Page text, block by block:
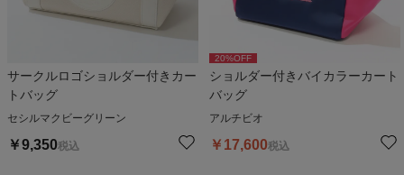
サークルロゴショルダー付きカー
トバッグ
セシルマクビーグリーン
￥9,350税込
20%OFF
ショルダー付きバイカラーカート
バッグ
アルチビオ
￥ 17,600税込